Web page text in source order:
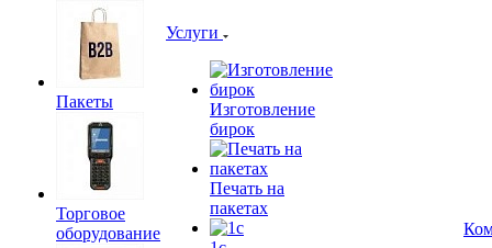
Пакеты
Торговое
оборудование
Услуги
Изготовление
бирок
Печать на
пакетах